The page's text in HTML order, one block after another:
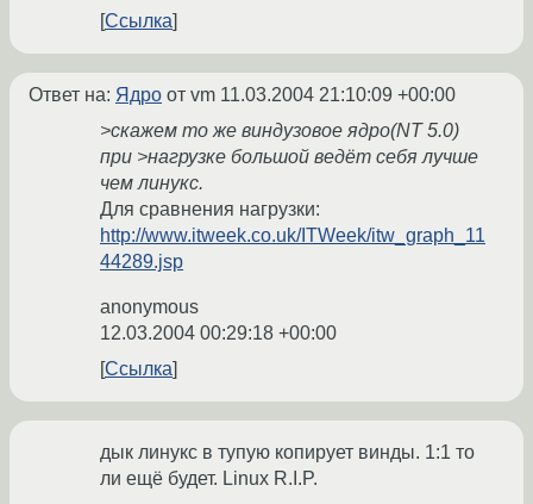
Ссылка
Ответ на: Ядро от vm 11.03.2004 21:10:09 +00:00
>скажем то же виндузовое ядро(NT 5.0)
при >нагрузке большой ведёт себя лучше
чем линукс.
Для сравнения нагрузки:
http://www.itweek.co.uk/ITWeek/itw_graph_11
44289.jsp
anonymous
12.03.2004 00:29:18 +00:00
Ссылка
дык линукс в тупую копирует винды. 1:1 то
ли ещё будет. Linux R.I.P.